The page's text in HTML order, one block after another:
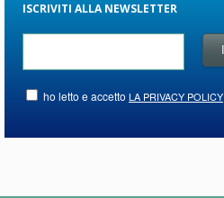
ISCRIVITI ALLA NEWSLETTER
ho letto e accetto LA PRIVACY POLICY